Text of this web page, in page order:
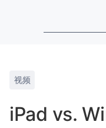
视频
iPad vs.